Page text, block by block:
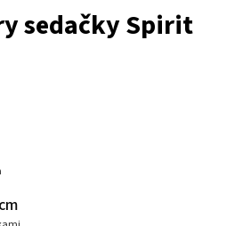
sedačky Spirit